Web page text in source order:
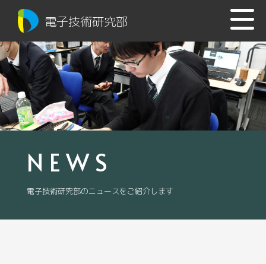
電子技術研究部
NEWS
電子技術研究部のニュースをご紹介します